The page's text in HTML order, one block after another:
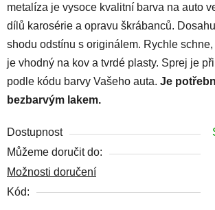
metalíza je vysoce kvalitní barva na auto
dílů karosérie a opravu škrábanců.
shodu odstínu s originálem. Rychle
je vhodný na kov a tvrdé plasty. Sprej je
podle kódu barvy Vašeho auta. Je
bezbarvým lakem.
Dostupnost
Můžeme doručit do:
Možnosti doručení
Kód: